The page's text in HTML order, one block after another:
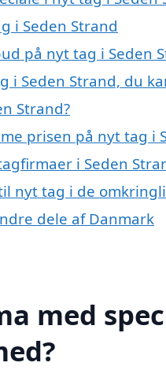
i Seden Strand
på nyt tag i Seden
i Seden Strand, du
Strand?
prisen på nyt tag i
i Seden
nyt tag i de
dele af Danmark
med